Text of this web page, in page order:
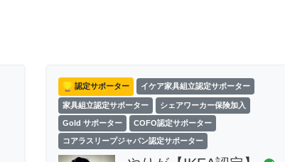
認定サポーター イケア家具組立認定サポーター
家具組立認定サポーター シェアワーカー保険加入
Gold サポーター COFO認定サポーター
コアラスリープジャパン認定サポーター